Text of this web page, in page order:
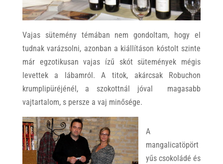
Vajas sütemény témában nem gondoltam, hogy el
tudnak varázsolni, azonban a kiállításon kóstolt szinte
már egzotikusan vajas ízű skót sütemények mégis
levettek a lábamról. A titok, akárcsak Robuchon
krumplipüréjénél, a szokottnál jóval magasabb
vajtartalom, s persze a vaj minősége.
A
mangalicatöpört
yűs csokoládé és